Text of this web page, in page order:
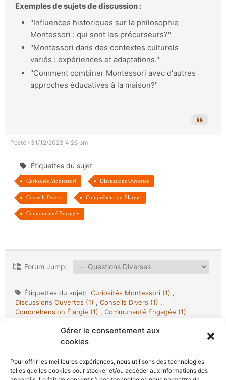
Gérer le consentement aux
cookies
Pour offrir les meilleures expériences, nous utilisons des technologies
telles que les cookies pour stocker et/ou accéder aux informations des
Exemples de sujets de discussion :
"Influences historiques sur la philosophie
Montessori : qui sont les précurseurs?"
"Montessori dans des contextes culturels
variés : expériences et adaptations."
"Comment combiner Montessori avec d'autres
approches éducatives à la maison?"
Posté : 31/12/2023 4:26 pm
Étiquettes du sujet
Curiosités Montessori Discussions Ouvertes
Conseils Divers Compréhension Élargie
Communauté Engagée
Forum Jump:
Étiquettes du sujet: Curiosités Montessori (1) ,
Discussions Ouvertes (1) , Conseils Divers (1) ,
Compréhension Élargie (1) , Communauté Engagée (1)